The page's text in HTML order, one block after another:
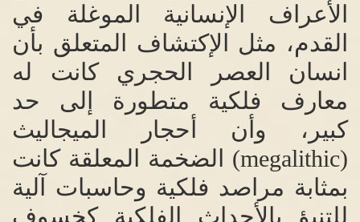
الأعراف الإنسانية الموغلة في
القدم، مثل الإكتشاف المتعلق بأن
انسان العصر الحجري كانت له
معارف فلكية متطورة إلى حد
كبير، وأن أحجار الميجاليث
(megalithic)
الضخمة المعلقة كانت
بمثابة مراصد فلكية وحاسبات آلية
للتنبؤ بالأحداث الفلكية كخسوف